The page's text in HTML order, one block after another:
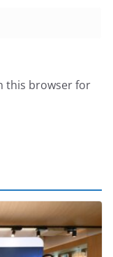
this browser for